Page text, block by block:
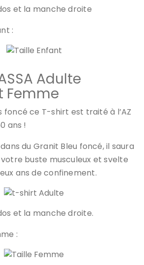
et la manche droite
:
Adulte
Femme
foncé ce T-shirt est traité à l’AZ
ans !
du Granit Bleu foncé, il saura
buste musculeux et svelte
ans de confinement.
et la manche droite.
: